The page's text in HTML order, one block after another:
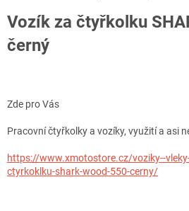
Vozík za čtyřkolku
černý
Zde pro Vás
Pracovní čtyřkolky a vozíky, využití a asi
https://www.xmotostore.cz/voziky--
ctyrkoklku-shark-wood-550-cerny/